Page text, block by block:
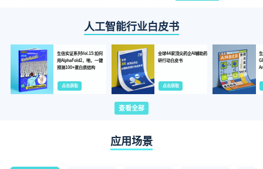
人工智能行业白皮书
生信实证系列Vol.15:如何
用AlphaFold2，啪，一键
预测100+蛋白质结构
点击获取
全球44家顶尖药企AI辅助药
研行动白皮书
点击获取
查看全部
应用场景